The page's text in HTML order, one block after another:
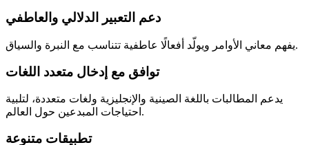
دعم التعبير الدلالي والعاطفي
يفهم معاني الأوامر ويولّد أفعالًا عاطفية تتناسب مع النبرة والسياق.
توافق مع إدخال متعدد اللغات
يدعم المطالبات باللغة الصينية والإنجليزية ولغات متعددة، لتلبية
احتياجات المبدعين حول العالم.
تطبيقات متنوعة